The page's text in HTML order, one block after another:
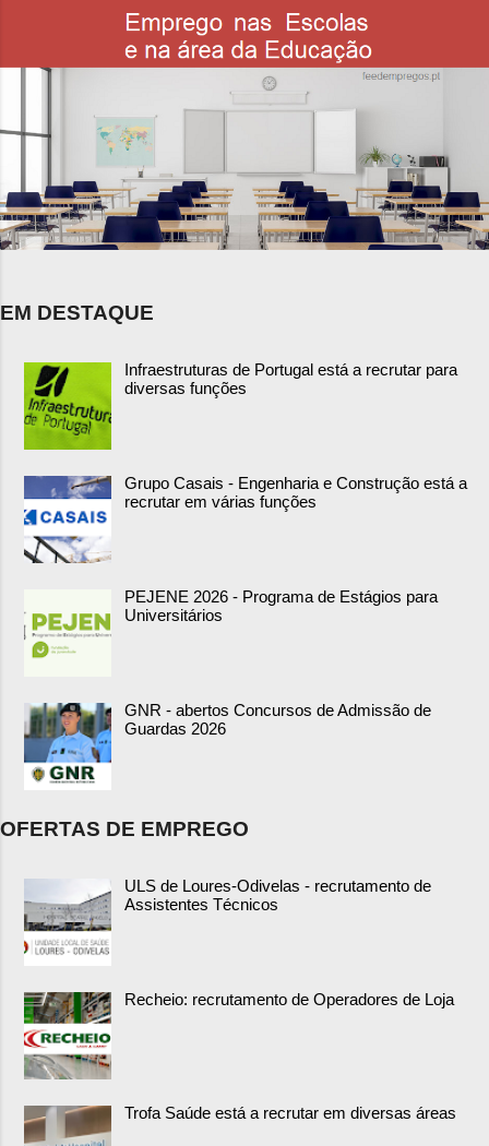
EM DESTAQUE
Infraestruturas de Portugal está a recrutar para
diversas funções
Grupo Casais - Engenharia e Construção está a
recrutar em várias funções
PEJENE 2026 - Programa de Estágios para
Universitários
GNR - abertos Concursos de Admissão de
Guardas 2026
OFERTAS DE EMPREGO
ULS de Loures-Odivelas - recrutamento de
Assistentes Técnicos
Recheio: recrutamento de Operadores de Loja
Trofa Saúde está a recrutar em diversas áreas